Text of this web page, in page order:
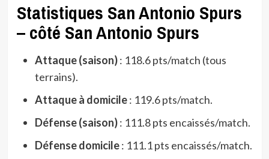
Statistiques San Antonio Spurs
– côté San Antonio Spurs
Attaque (saison): 118.6 pts/match (tous
terrains).
Attaque à domicile: 119.6 pts/match.
Défense (saison): 111.8 pts encaissés/match.
Défense domicile: 111.1 pts encaissés/match.